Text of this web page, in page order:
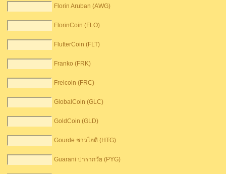
Florin Aruban (AWG)
FlorinCoin (FLO)
FlutterCoin (FLT)
Franko (FRK)
Freicoin (FRC)
GlobalCoin (GLC)
GoldCoin (GLD)
Gourde ชาวไฮติ (HTG)
Guarani ปารากวัย (PYG)